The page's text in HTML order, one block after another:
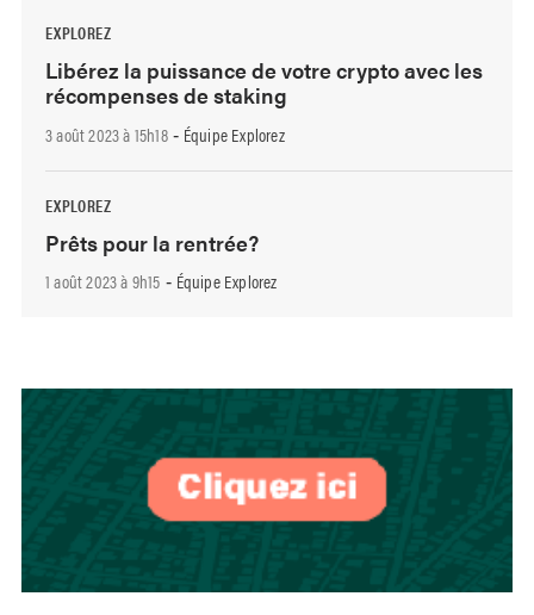
EXPLOREZ
Libérez la puissance de votre crypto avec les
récompenses de staking
3 août 2023 à 15h18- Équipe Explorez
EXPLOREZ
Prêts pour la rentrée?
1 août 2023 à 9h15 - Équipe Explorez